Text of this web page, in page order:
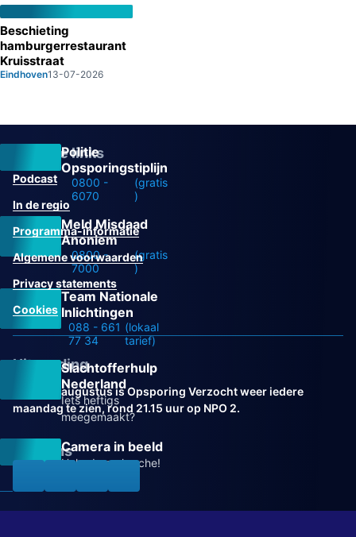
Beschieting
hamburgerrestaurant
Kruisstraat
Eindhoven13-07-2026
Politie
Opsporingstiplijn
0800 -
6070
(gratis
)
Meld Misdaad
Anoniem
0800 -
7000
(gratis
)
Team Nationale
Inlichtingen
088 - 661
77 34
(lokaal
tarief)
Slachtofferhulp
Nederland
Iets heftigs
meegemaakt?
Camera in beeld
Help de recherche!
Overige links
Podcast
In de regio
Programma-informatie
Algemene voorwaarden
Privacy statements
Cookies
Uitzending
Vanaf 31 augustus is Opsporing Verzocht weer iedere
maandag te zien, rond 21.15 uur op NPO 2.
Volg ons